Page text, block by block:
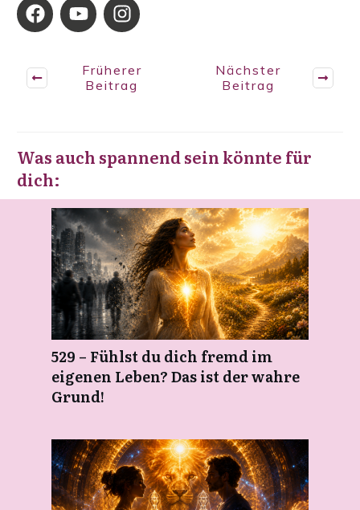
Früherer
Beitrag
Nächster
Beitrag
Was auch spannend sein könnte für
dich:
529 – Fühlst du dich fremd im
eigenen Leben? Das ist der wahre
Grund!